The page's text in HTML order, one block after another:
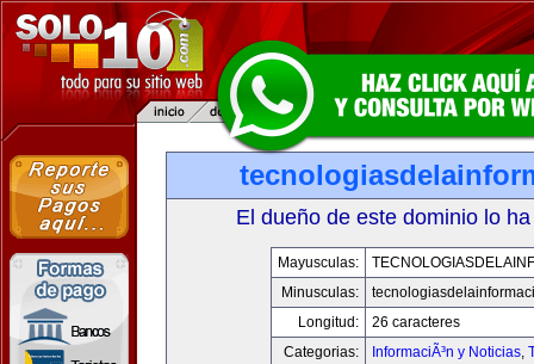
El dueño de este dominio lo
Mayusculas:
Minusculas:
Longitud:
26 caracteres
Categorias:
InformaciÃ³n y Noticias,